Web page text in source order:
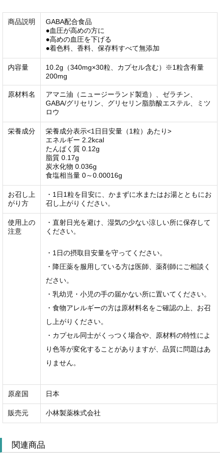
商品説明
GABA配合食品
●血圧が高めの方に
●高めの血圧を下げる
●着色料、香料、保存料すべて無添加
内容量
10.2g（340mg×30粒、カプセル含む）※1粒含有量
200mg
原材料名
アマニ油（ニュージーランド製造）、ゼラチン、
GABA/グリセリン、グリセリン脂肪酸エステル、ミツ
ロウ
栄養成分
栄養成分表示<1日目安量（1粒）あたり>
エネルギー 2.2kcal
たんぱく質 0.12g
脂質 0.17g
炭水化物 0.036g
食塩相当量 0～0.00016g
お召し上
がり方
・ 1日1粒を目安に、かまずに水またはお湯とともにお
召し上がりください。
使用上の
注意
・直射日光を避け、湿気の少ない涼しい所に保存して
ください。
・1日の摂取目安量を守ってください。
・降圧薬を服用している方は医師、薬剤師にご相談く
ださい。
・乳幼児・小児の手の届かない所に置いてください。
・食物アレルギーの方は原材料名をご確認の上、お召
し上がりください。
・カプセル同士がくっつく場合や、原材料の特性によ
り色等が変化することがありますが、品質に問題はあ
りません。
原産国 日本
販売元 小林製薬株式会社
関連商品